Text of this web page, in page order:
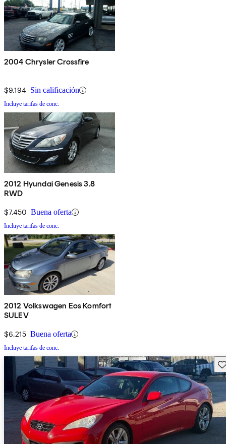
2004 Chrysler Crossfire
$9,194 Sin calificación
Incluye tarifas de conc.
2012 Hyundai Genesis 3.8
RWD
$7,450 Buena oferta
Incluye tarifas de conc.
2012 Volkswagen Eos Komfort
SULEV
$6,215 Buena oferta
Incluye tarifas de conc.